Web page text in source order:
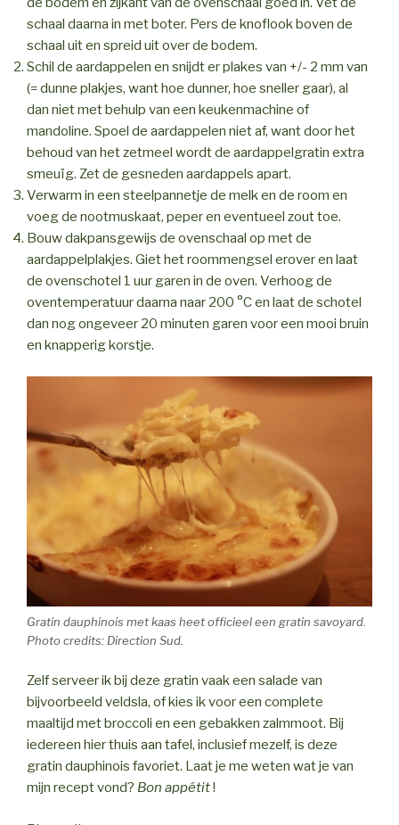
schaal daarna in met boter. Pers de knoflook boven de
schaal uit en spreid uit over de bodem.
Schil de aardappelen en snijdt er plakes van +/- 2 mm van
(= dunne plakjes, want hoe dunner, hoe sneller gaar), al
dan niet met behulp van een keukenmachine of
mandoline. Spoel de aardappelen niet af, want door het
behoud van het zetmeel wordt de aardappelgratin extra
smeuïg. Zet de gesneden aardappels apart.
Verwarm in een steelpannetje de melk en de room en
voeg de nootmuskaat, peper en eventueel zout toe.
Bouw dakpansgewijs de ovenschaal op met de
aardappelplakjes. Giet het roommengsel erover en laat
de ovenschotel 1 uur garen in de oven. Verhoog de
oventemperatuur daarna naar 200 °C en laat de schotel
dan nog ongeveer 20 minuten garen voor een mooi bruin
en knapperig korstje.
Gratin dauphinois met kaas heet officieel een gratin savoyard
Photo credits: Direction Sud.
Zelf serveer ik bij deze gratin vaak een salade van
bijvoorbeeld veldsla, of kies ik voor een complete
maaltijd met broccoli en een gebakken zalmmoot. Bij
iedereen hier thuis aan tafel, inclusief mezelf, is deze
gratin dauphinois favoriet. Laat je me weten wat je van
mijn recept vond? Bon appétit!